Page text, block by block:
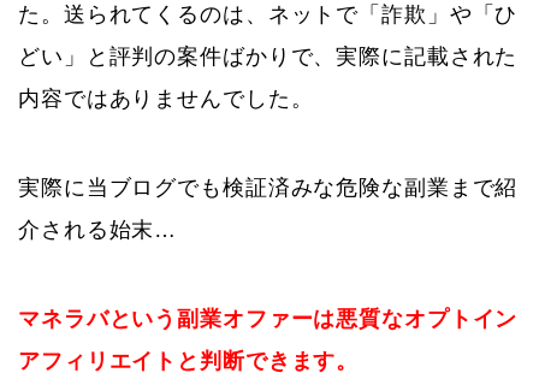
た。送られてくるのは、ネットで「詐欺」や「ひ
どい」と評判の案件ばかりで、実際に記載された
内容ではありませんでした。
実際に当ブログでも検証済みな危険な副業まで紹
介される始末…
マネラバという副業オファーは悪質なオプトイン
アフィリエイトと判断できます。